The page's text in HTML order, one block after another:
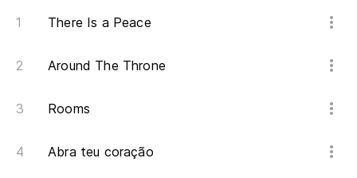
There Is a Peace
Around The Throne
Rooms
Abra teu coração